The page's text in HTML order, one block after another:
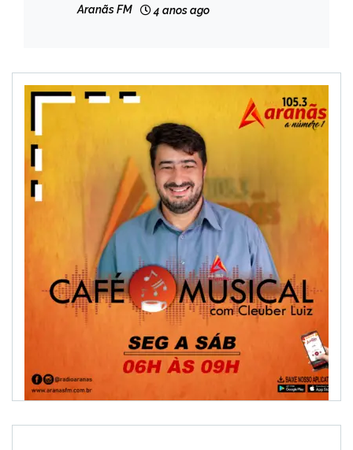
Aranãs FM 4 anos ago